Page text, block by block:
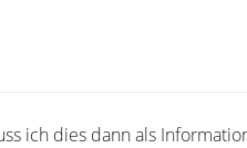
ich dies dann als